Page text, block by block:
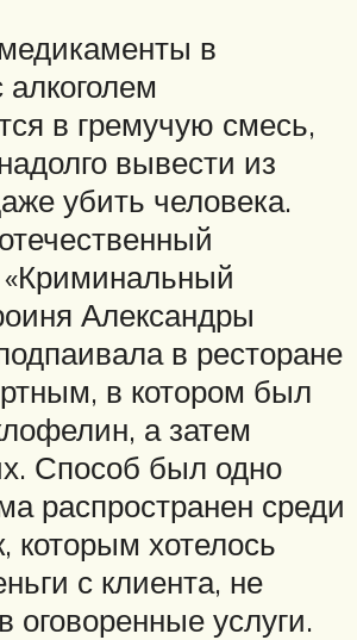
в
алкоголем
в гремучую смесь,
вывести из
убить человека.
Александры
в ресторане
в котором был
а затем
Способ был одно
распространен среди
которым хотелось
с клиента, не
оговоренные услуги.